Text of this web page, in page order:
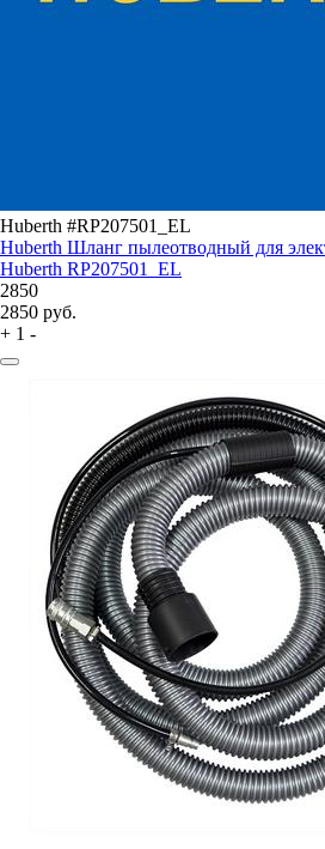
Huberth #RP207501_EL
Huberth Шланг пылеотводный для
Huberth RP207501_EL
2850
2850 руб.
+ 1 -